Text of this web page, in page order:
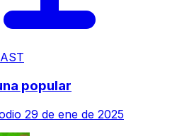
popular
29 de ene de 2025